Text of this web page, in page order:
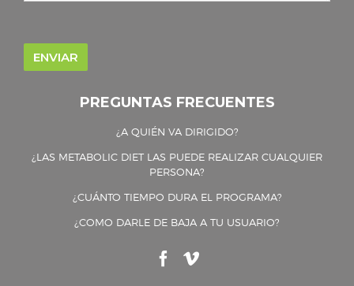
PREGUNTAS FRECUENTES
¿A QUIÉN VA DIRIGIDO?
¿LAS METABOLIC DIET LAS PUEDE REALIZAR CUALQUIER
PERSONA?
¿CUÁNTO TIEMPO DURA EL PROGRAMA?
¿COMO DARLE DE BAJA A TU USUARIO?